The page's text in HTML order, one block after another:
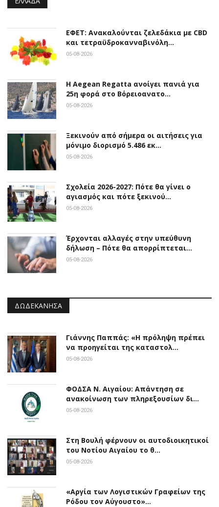
ΕΦΕΤ: Ανακαλούνται ζελεδάκια με CBD
και τετραϋδροκανναβινόλη…
05-08-2026
Η Aegean Regatta ανοίγει πανιά για
25η φορά στο Βόρειοανατο…
05-08-2026
Ξεκινούν από σήμερα οι αιτήσεις για
μόνιμο διορισμό 5.486 εκ…
05-08-2026
Σχολεία 2026-2027: Πότε θα γίνει ο
αγιασμός και πότε ξεκινού…
05-08-2026
Έρχονται αλλαγές στην υπεύθυνη
δήλωση – Πότε θα απορρίπτεται…
05-08-2026
ΔΩΔΕΚΆΝΗΣΑ
Γιάννης Παππάς: «Η πρόληψη πρέπει
να προηγείται της καταστολ…
05-08-2026
ΦΟΔΣΑ Ν. Αιγαίου: Απάντηση σε
ανακοίνωση των πληρεξουσίων δι…
05-08-2026
Στη Βουλή φέρνουν οι αυτοδιοικητικοί
του Νοτίου Αιγαίου το θ…
05-08-2026
«Αργία των Λογιστικών Γραφείων της
Ρόδου τον Αύγουστο»…